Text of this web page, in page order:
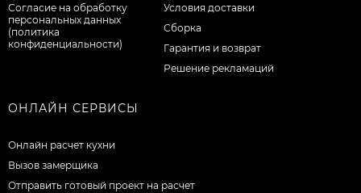
Согласие на обработку
персональных данных
(политика
конфиденциальности)
Условия доставки
Сборка
Гарантия и возврат
Решение рекламаций
ОНЛАЙН СЕРВИСЫ
Онлайн расчет кухни
Вызов замерщика
Отправить готовый проект на расчет